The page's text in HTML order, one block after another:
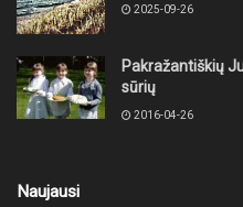
2025-09-26
Pakražantiškių
sūrių
2016-04-26
Naujausi